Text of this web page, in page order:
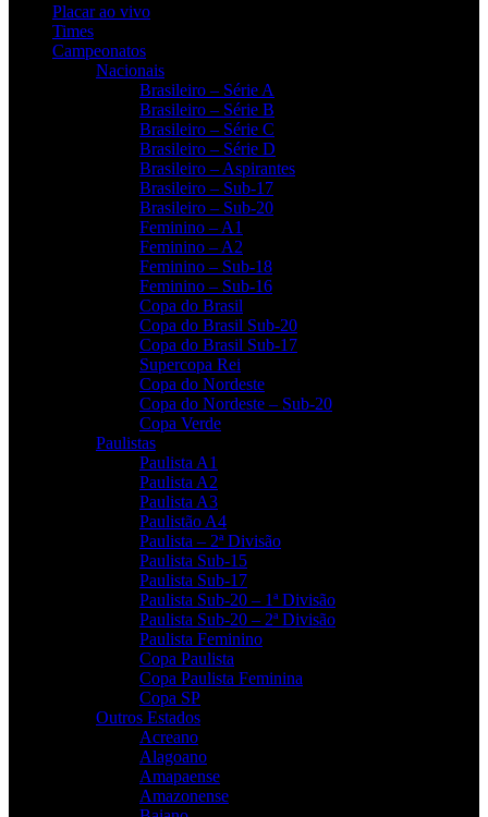
Placar ao vivo
Times
Campeonatos
Nacionais
Brasileiro – Série A
Brasileiro – Série B
Brasileiro – Série C
Brasileiro – Série D
Brasileiro – Aspirantes
Brasileiro – Sub-17
Brasileiro – Sub-20
Feminino – A1
Feminino – A2
Feminino – Sub-18
Feminino – Sub-16
Copa do Brasil
Copa do Brasil Sub-20
Copa do Brasil Sub-17
Supercopa Rei
Copa do Nordeste
Copa do Nordeste – Sub-20
Copa Verde
Paulistas
Paulista A1
Paulista A2
Paulista A3
Paulistão A4
Paulista – 2ª Divisão
Paulista Sub-15
Paulista Sub-17
Paulista Sub-20 – 1ª Divisão
Paulista Sub-20 – 2ª Divisão
Paulista Feminino
Copa Paulista
Copa Paulista Feminina
Copa SP
Outros Estados
Acreano
Alagoano
Amapaense
Amazonense